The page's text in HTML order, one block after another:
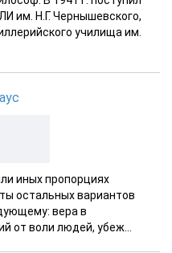
им. Н.Г. Чернышевского,
училища им.
иных пропорциях
остальных вариантов
вера в
от воли людей, убеж...